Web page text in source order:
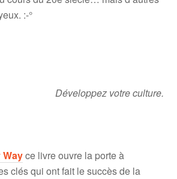
:-°
Développez votre culture.
ce livre ouvre la porte à
clés qui ont fait le succès de la